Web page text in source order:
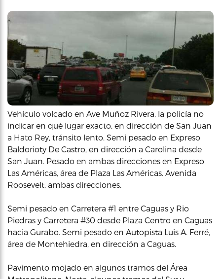
Vehículo volcado en Ave Muñoz Rivera, la policía no
indicar en qué lugar exacto, en dirección de San Juan
a Hato Rey, tránsito lento. Semi pesado en Expreso
Baldorioty De Castro, en dirección a Carolina desde
San Juan. Pesado en ambas direcciones en Expreso
Las Américas, área de Plaza Las Américas. Avenida
Roosevelt, ambas direcciones.
Semi pesado en Carretera #1 entre Caguas y Rio
Piedras y Carretera #30 desde Plaza Centro en Caguas
hacia Gurabo. Semi pesado en Autopista Luis A. Ferré,
área de Montehiedra, en dirección a Caguas.
Pavimento mojado en algunos tramos del Área